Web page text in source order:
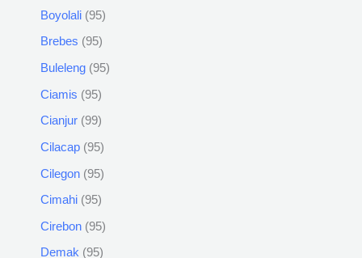
Boyolali 95
Brebes 95
Buleleng 95
Ciamis 95
Cianjur 99
Cilacap 95
Cilegon 95
Cimahi 95
Cirebon 95
Demak 95